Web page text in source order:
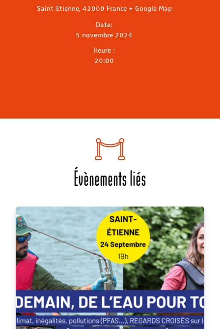
Saint-Etienne, 42000 France + Google Map
Date:
5 novembre 2024
Heure :
20:00
Évènements liés